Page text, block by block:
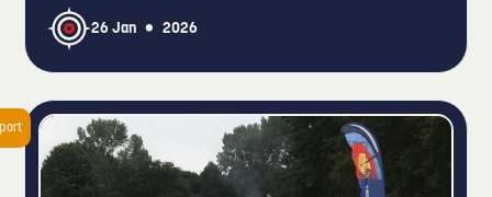
26 Jan • 2026